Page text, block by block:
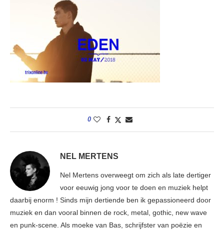
0
NEL MERTENS
Nel Mertens overweegt om zich als late dertiger
voor eeuwig jong voor te doen en muziek helpt
daarbij enorm ! Sinds mijn dertiende ben ik gepassioneerd door
muziek en dan vooral binnen de rock, metal, gothic, new wave
en punk-scene. Als moeke van Bas, schrijfster van poëzie en